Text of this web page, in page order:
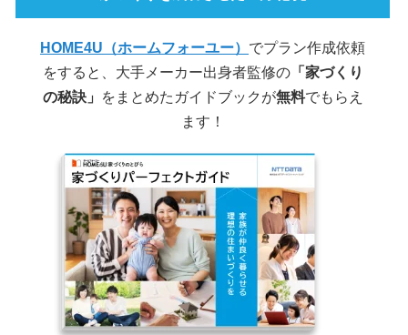
HOME4U（ホームフォーユー） でプラン作成依頼
をすると、大手メーカー出身者監修の「家づくり
の秘訣」
をまとめたガイドブックが無料でもらえ
ます！